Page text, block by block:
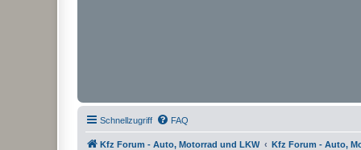
Schnellzugriff FAQ
Kfz Forum - Auto, Motorrad und LKW Kfz Forum - Auto,